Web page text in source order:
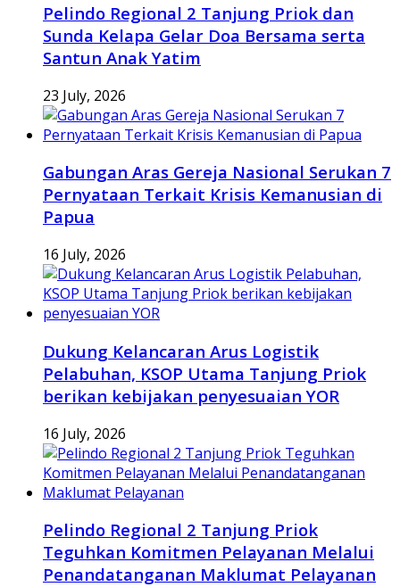
Pelindo Regional 2 Tanjung Priok dan
Sunda Kelapa Gelar Doa Bersama serta
Santun Anak Yatim
23 July, 2026
Gabungan Aras Gereja Nasional Serukan 7
Pernyataan Terkait Krisis Kemanusian di
Papua
16 July, 2026
Dukung Kelancaran Arus Logistik
Pelabuhan, KSOP Utama Tanjung Priok
berikan kebijakan penyesuaian YOR
16 July, 2026
Pelindo Regional 2 Tanjung Priok
Teguhkan Komitmen Pelayanan Melalui
Penandatanganan Maklumat Pelayanan